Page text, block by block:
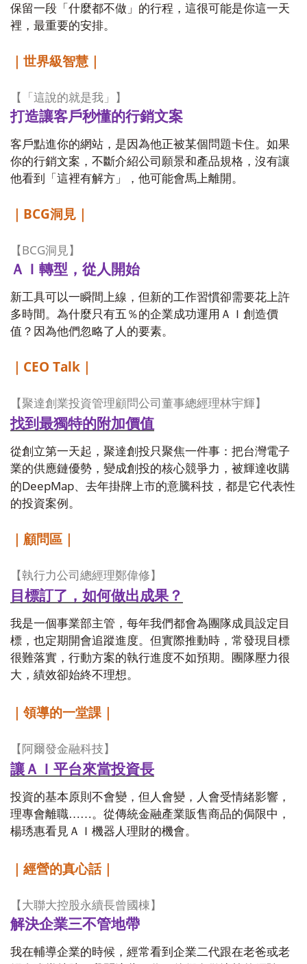
保留一段「什麼都不做」的行程，這很可能是你這一天
裡，最重要的安排。
｜世界級智慧｜
【「這說的就是我」】
打造讓客戶秒懂的行銷文案
客戶點進你的網站，是因為他正被某個問題卡住。如果
你的行銷文案，不斷介紹公司願景和產品規格，沒有讓
他看到「這裡有解方」，他可能會馬上離開。
BCG洞見｜
【 BCG洞見】
ＡＩ轉型，從人開始
新工具可以一瞬間上線，但新的工作習慣卻需要花上許
多時間。為什麼只有五％的企業成功運用ＡＩ創造價
值？因為他們忽略了人的要素。
CEO Talk
【聚達創業投資管理顧問公司董事總經理林宇輝】
找到最獨特的附加價值
從創立第一天起，聚達創投只聚焦一件事：把台灣電子
業的供應鏈優勢，變成創投的核心競爭力，被輝達收購
的DeepMap、去年掛牌上市的意騰科技，都是它代表性
的投資案例。
｜顧問區｜
【執行力公司總經理鄭偉修】
目標訂了，如何做出成果？
我是一個事業部主管，每年我們都會為團隊成員設定目
標，也定期開會追蹤進度。但實際推動時，常發現目標
很難落實，行動方案的執行進度不如預期。團隊壓力很
大，績效卻始終不理想。
｜領導的一堂課｜
【阿爾發金融科技】
讓ＡＩ平台來當投資長
投資的基本原則不會變，但人會變，人會受情緒影響，
理專會離職……。從傳統金融產業販售商品的侷限中，
楊琇惠看見ＡＩ機器人理財的機會。
｜經營的真心話｜
【大聯大控股永續長曾國棟】
解決企業三不管地帶
我在輔導企業的時候，經常看到企業二代跟在老爸或老